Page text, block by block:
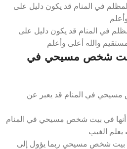
في المنام قد يكون دليل على
في المنام قد يكون دليل على
والله أعلى وأعلم
شخص مسيحي في
في المنام قد يعبر عن
أنها في بيت شخص مسيحي في المنام
يعلم الغيب
في بيت شخص مسيحي ربما يؤول إلى